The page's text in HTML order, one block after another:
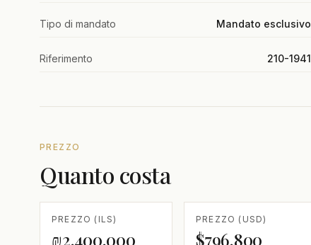
Tipo di mandato Mandato esclusivo
Riferimento 210-1941
PREZZO
Quanto costa
PREZZO (ILS)
₪2,400,000
PREZZO (USD)
$796,800